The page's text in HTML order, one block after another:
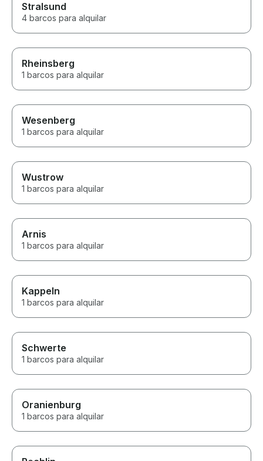
Stralsund
4 barcos para alquilar
Rheinsberg
1 barcos para alquilar
Wesenberg
1 barcos para alquilar
Wustrow
1 barcos para alquilar
Arnis
1 barcos para alquilar
Kappeln
1 barcos para alquilar
Schwerte
1 barcos para alquilar
Oranienburg
1 barcos para alquilar